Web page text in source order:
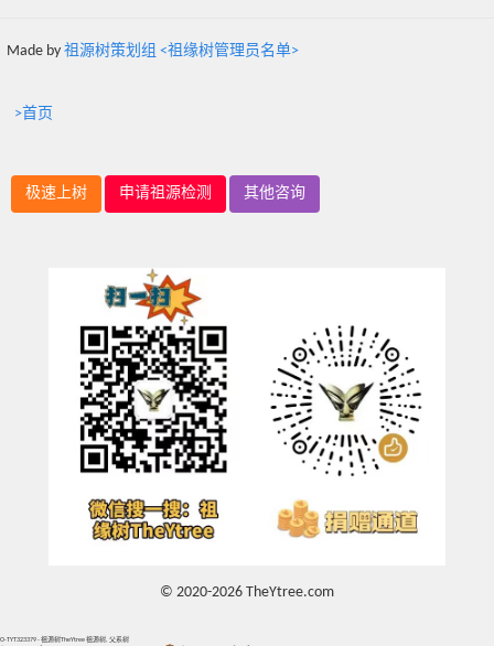
Made by 祖源树策划组 <祖缘树管理员名单>
>首页
极速上树 申请祖源检测 其他咨询
© 2020-2026 TheYtree.com
O-TYT323379 - 祖源树TheYtree 祖源树, 父系树